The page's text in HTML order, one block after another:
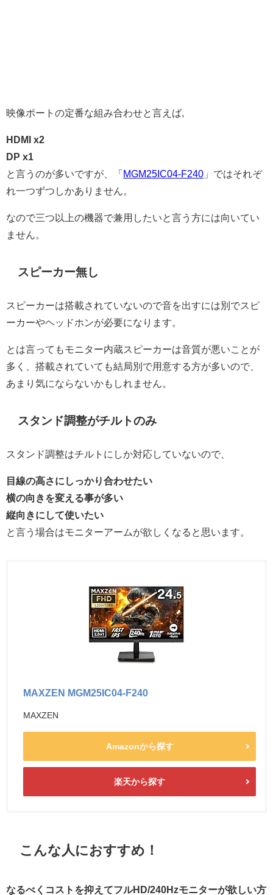
映像ポートの定番な組み合わせと言えば,
HDMI x2
DP x1
と言うのが多いですが、「 MGM25IC04-F240 」ではそれぞ
れ一つずつしかありません。
なので三つ以上の機器で兼用したいと言う方には向いてい
ません。
スピーカー無し
スピーカーは搭載されていないので音を出すには別でスピ
ーカーやヘッドホンが必要になります。
とは言ってもモニター内蔵スピーカーは音質が悪いことが
多く、搭載されていても結局別で用意する方が多いので、
あまり気にならないかもしれません。
スタンド調整がチルトのみ
スタンド調整はチルトにしか対応していないので、
目線の高さにしっかり合わせたい
横の向きを変える事が多い
縦向きにして使いたい
と言う場合はモニターアームが欲しくなると思います。
MAXZEN MGM25IC04-F240
MAXZEN
Amazonから探す
楽天から探す
こんな人におすすめ！
なるべくコストを抑えてフルHD/240Hzモニターが欲しい方